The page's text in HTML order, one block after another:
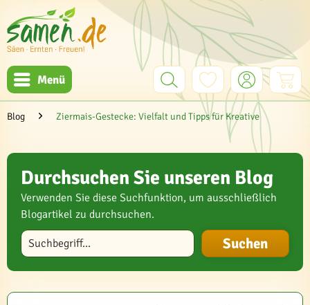
Menü
Blog Ziermais-Gestecke: Vielfalt und Tipps für Kreative
Durchsuchen Sie unseren Blog
Verwenden Sie diese Suchfunktion, um ausschließlich
Blogartikel zu durchsuchen.
Blog durchsuchen